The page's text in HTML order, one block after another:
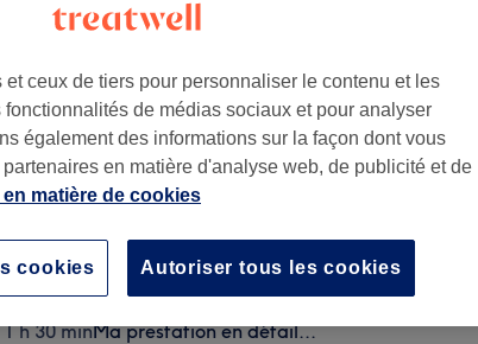
prestation en détail...
X Lifting Coréen
h 30 minMa prestation en détail...
ceux de tiers pour personnaliser le contenu et les
de médias sociaux et pour analyser
également des informations sur la façon dont vous
en matière d'analyse web, de publicité et de
en matière de cookies
Autoriser tous les cookies
cookies